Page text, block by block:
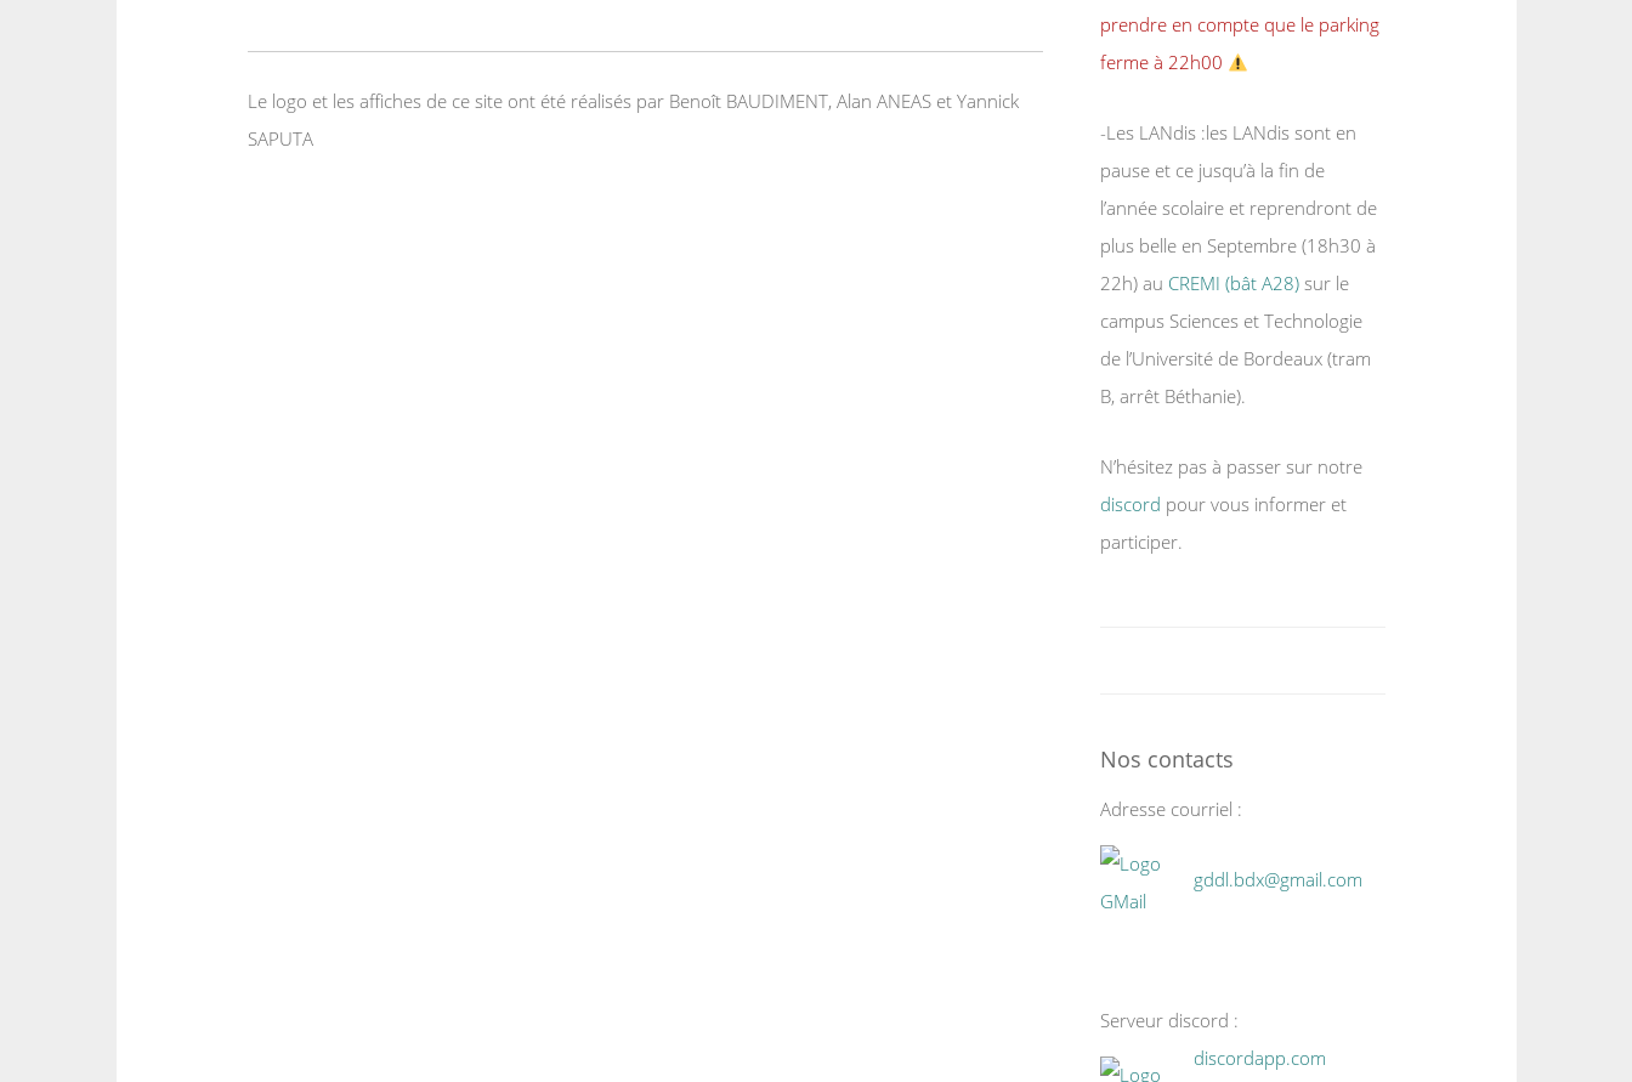
Le logo et les affiches de ce site ont été réalisés par Benoît BAUDIMENT, Alan ANEAS et Yannick
SAPUTA
prendre en compte que le parking
ferme à 22h00
-Les LANdis :les LANdis sont en
pause et ce jusqu’à la fin de
l’année scolaire et reprendront de
plus belle en Septembre (18h30 à
22h) au CREMI (bât A28) sur le
campus Sciences et Technologie
de l’Université de Bordeaux (tram
B, arrêt Béthanie).
N’hésitez pas à passer sur notre
discord pour vous informer et
participer.
Nos contacts
Adresse courriel :
gddl.bdx@gmail.com
Serveur discord :
discordapp.com